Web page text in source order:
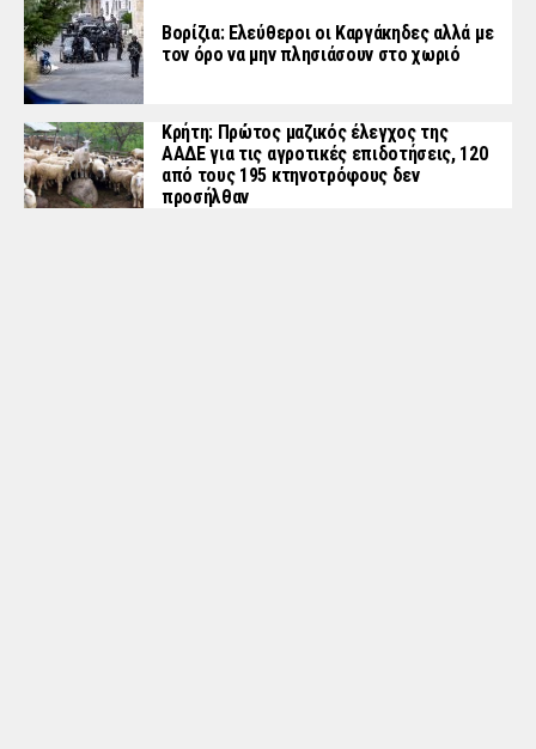
Βορίζια: Ελεύθεροι οι Καργάκηδες αλλά με
τον όρο να μην πλησιάσουν στο χωριό
Κρήτη: Πρώτος μαζικός έλεγχος της
ΑΑΔΕ για τις αγροτικές επιδοτήσεις, 120
από τους 195 κτηνοτρόφους δεν
προσήλθαν